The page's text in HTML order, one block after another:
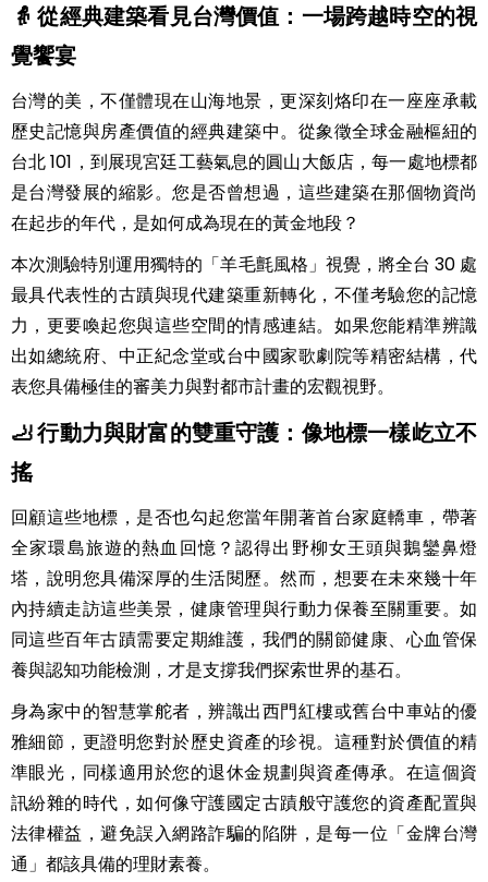
台北101是位於臺灣臺北市信義區的超
高層摩天大樓，作為主體建築的塔樓
高508公尺，地上101層、地下5層，附
設的裙樓則為購物中心「TAIPEI 101
MALL」。該建築於民國93年12月31日
落成，並於民國99年1月4日前獲
臺灣第一高樓，以及臺灣唯一高度超
過500公尺、樓層超過100層的建築
物，不僅是世界上第一座高度超過半
公里（約0.3英里）的建築物，也是全
世界第11高建築物。其興建及經營機構
為台北金融大樓公司。
👵 從經典建築看見台灣價值：一場跨越時空的視
覺饗宴
台灣的美，不僅體現在山海地景，更深刻烙印在一座座承載
歷史記憶與房產價值的經典建築中。從象徵全球金融樞紐的
台北 101，到展現宮廷工藝氣息的圓山大飯店，每一處地標都
是台灣發展的縮影。您是否曾想過，這些建築在那個物資尚
在起步的年代，是如何成為現在的黃金地段？
本次測驗特別運用獨特的「羊毛氈風格」視覺，將全台 30 處
最具代表性的古蹟與現代建築重新轉化，不僅考驗您的記憶
力，更要喚起您與這些空間的情感連結。如果您能精準辨識
出如總統府、中正紀念堂或台中國家歌劇院等精密結構，代
表您具備極佳的審美力與對都市計畫的宏觀視野。
🦶 行動力與財富的雙重守護：像地標一樣屹立不
搖
回顧這些地標，是否也勾起您當年開著首台家庭轎車，帶著
全家環島旅遊的熱血回憶？認得出野柳女王頭與鵝鑾鼻燈
塔，說明您具備深厚的生活閱歷。然而，想要在未來幾十年
內持續走訪這些美景，健康管理與行動力保養至關重要。如
同這些百年古蹟需要定期維護，我們的關節健康、心血管保
養與認知功能檢測，才是支撐我們探索世界的基石。
身為家中的智慧掌舵者，辨識出西門紅樓或舊台中車站的優
雅細節，更證明您對於歷史資產的珍視。這種對於價值的精
準眼光，同樣適用於您的退休金規劃與資產傳承。在這個資
訊紛雜的時代，如何像守護國定古蹟般守護您的資產配置與
法律權益，避免誤入網路詐騙的陷阱，是每一位「金牌台灣
通」都該具備的理財素養。